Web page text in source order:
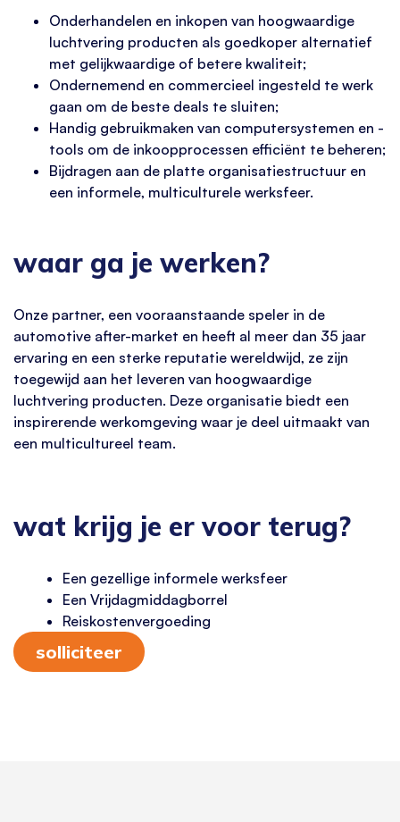
Onderhandelen en inkopen van hoogwaardige
luchtvering producten als goedkoper alternatief
met gelijkwaardige of betere kwaliteit;
Ondernemend en commercieel ingesteld te werk
gaan om de beste deals te sluiten;
Handig gebruikmaken van computersystemen en -
tools om de inkoopprocessen efficiënt te beheren;
Bijdragen aan de platte organisatiestructuur en
een informele, multiculturele werksfeer.
waar ga je werken?
Onze partner, een vooraanstaande speler in de
automotive after-market en heeft al meer dan 35 jaar
ervaring en een sterke reputatie wereldwijd, ze zijn
toegewijd aan het leveren van hoogwaardige
luchtvering producten. Deze organisatie biedt een
inspirerende werkomgeving waar je deel uitmaakt van
een multicultureel team.
wat krijg je er voor terug?
Een gezellige informele werksfeer
Een Vrijdagmiddagborrel
Reiskostenvergoeding
solliciteer